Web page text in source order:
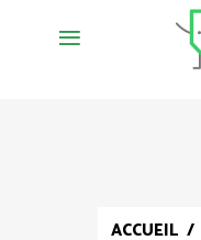
ACCUEIL /